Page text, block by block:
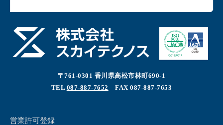
〒761-0301 香川県高松市林町690-1
TEL 087-887-7652 FAX 087-887-7653
営業許可登録